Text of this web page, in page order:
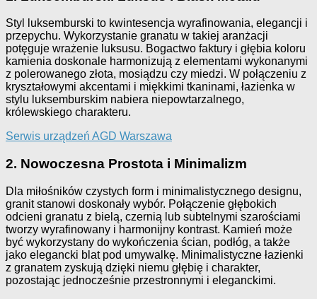
Styl luksemburski to kwintesencja wyrafinowania, elegancji i
przepychu. Wykorzystanie granatu w takiej aranżacji
potęguje wrażenie luksusu. Bogactwo faktury i głębia koloru
kamienia doskonale harmonizują z elementami wykonanymi
z polerowanego złota, mosiądzu czy miedzi. W połączeniu z
kryształowymi akcentami i miękkimi tkaninami, łazienka w
stylu luksemburskim nabiera niepowtarzalnego,
królewskiego charakteru.
Serwis urządzeń AGD Warszawa
2. Nowoczesna Prostota i Minimalizm
Dla miłośników czystych form i minimalistycznego designu,
granit stanowi doskonały wybór. Połączenie głębokich
odcieni granatu z bielą, czernią lub subtelnymi szarościami
tworzy wyrafinowany i harmonijny kontrast. Kamień może
być wykorzystany do wykończenia ścian, podłóg, a także
jako elegancki blat pod umywalkę. Minimalistyczne łazienki
z granatem zyskują dzięki niemu głębię i charakter,
pozostając jednocześnie przestronnymi i eleganckimi.